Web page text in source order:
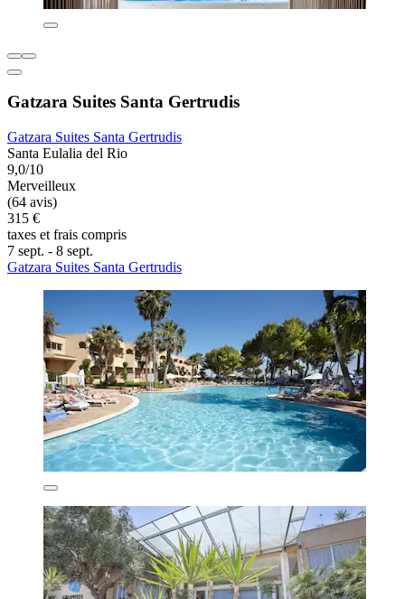
Gatzara Suites Santa Gertrudis
Gatzara Suites Santa Gertrudis
Santa Eulalia del Rio
9,0/10
Merveilleux
(64 avis)
315 €
taxes et frais compris
7 sept. - 8 sept.
Gatzara Suites Santa Gertrudis